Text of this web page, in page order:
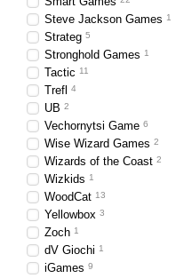
Steve Jackson Games 1
Strateg 5
Stronghold Games 1
Tactic 11
Trefl 4
UB 2
Vechornytsi Game 6
Wise Wizard Games 2
Wizards of the Coast 2
Wizkids 1
WoodCat 13
Yellowbox 3
Zoch 1
dV Giochi 1
iGames 9